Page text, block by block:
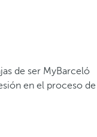
de ser MyBarceló
en el proceso